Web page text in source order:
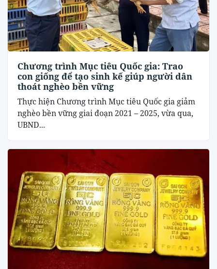
Chương trình Mục tiêu Quốc gia: Trao
con giống để tạo sinh kế giúp người dân
thoát nghèo bền vững
Thực hiện Chương trình Mục tiêu Quốc gia giảm
nghèo bền vững giai đoạn 2021 – 2025, vừa qua,
UBND...